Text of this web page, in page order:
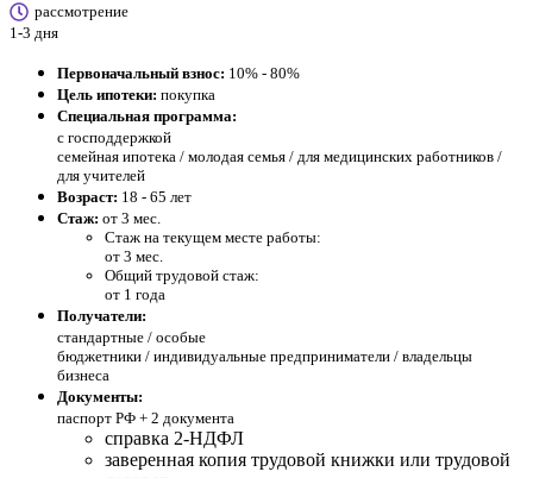
рассмотрение
1-3 дня
Первоначальный взнос: 10% - 80%
Цель ипотеки: покупка
Специальная программа:
с господдержкой
семейная ипотека / молодая семья / для медицинских работников /
для учителей
Возраст: 18 - 65 лет
Стаж: от 3 мес.
Стаж на текущем месте работы:
от 3 мес.
Общий трудовой стаж:
от 1 года
Получатели:
стандартные / особые
бюджетники / индивидуальные предприниматели / владельцы
бизнеса
Документы:
паспорт РФ + 2 документа
справка 2-НДФЛ
заверенная копия трудовой книжки или трудовой